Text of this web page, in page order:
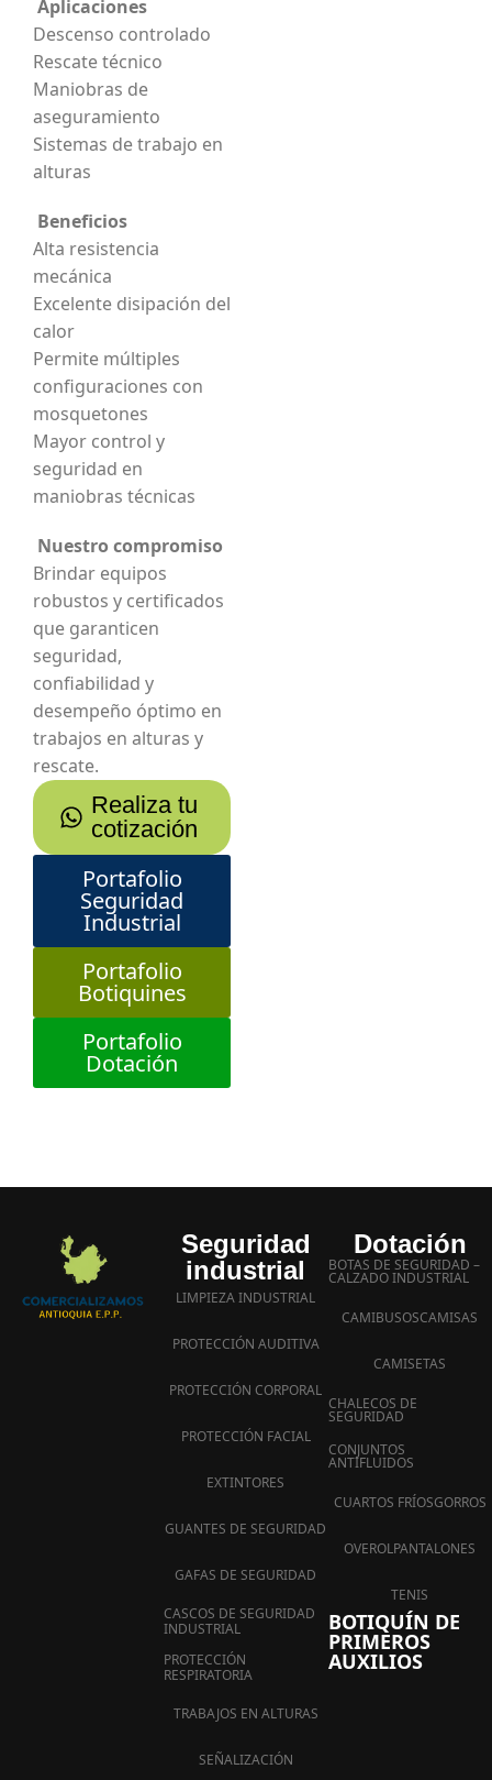
Aplicaciones
Descenso controlado
Rescate técnico
Maniobras de
aseguramiento
Sistemas de trabajo en
alturas
Beneficios
Alta resistencia
mecánica
Excelente disipación del
calor
Permite múltiples
configuraciones con
mosquetones
Mayor control y
seguridad en
maniobras técnicas
Nuestro compromiso
Brindar equipos
robustos y certificados
que garanticen
seguridad,
confiabilidad y
desempeño óptimo en
trabajos en alturas y
rescate.
Realiza tu
cotización
Portafolio
Seguridad
Industrial
Portafolio
Botiquines
Portafolio
Dotación
Seguridad
industrial
LIMPIEZA INDUSTRIAL
PROTECCIÓN AUDITIVA
PROTECCIÓN CORPORAL
PROTECCIÓN FACIAL
EXTINTORES
GUANTES DE SEGURIDAD
GAFAS DE SEGURIDAD
CASCOS DE SEGURIDAD
INDUSTRIAL
PROTECCIÓN
RESPIRATORIA
TRABAJOS EN ALTURAS
SEÑALIZACIÓN
Dotación
BOTAS DE SEGURIDAD –
CALZADO INDUSTRIAL
CAMIBUSOSCAMISAS
CAMISETAS
CHALECOS DE
SEGURIDAD
CONJUNTOS
ANTIFLUIDOS
CUARTOS FRÍOSGORROS
OVEROLPANTALONES
TENIS
BOTIQUÍN DE
PRIMEROS
AUXILIOS